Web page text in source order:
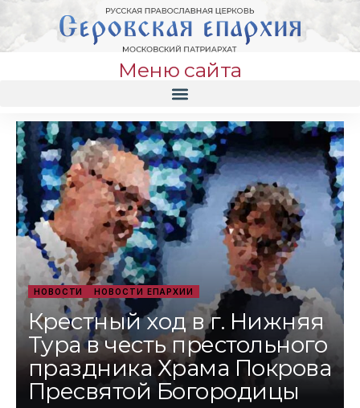
Меню сайта
НОВОСТИ НОВОСТИ ЕПАРХИИ
Крестный ход в г. Нижняя
Тура в честь престольного
праздника Храма Покрова
Пресвятой Богородицы